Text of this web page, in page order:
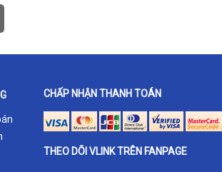
CHẤP NHẬN THANH TOÁN
THEO DÕI VLINK TRÊN FANPAGE